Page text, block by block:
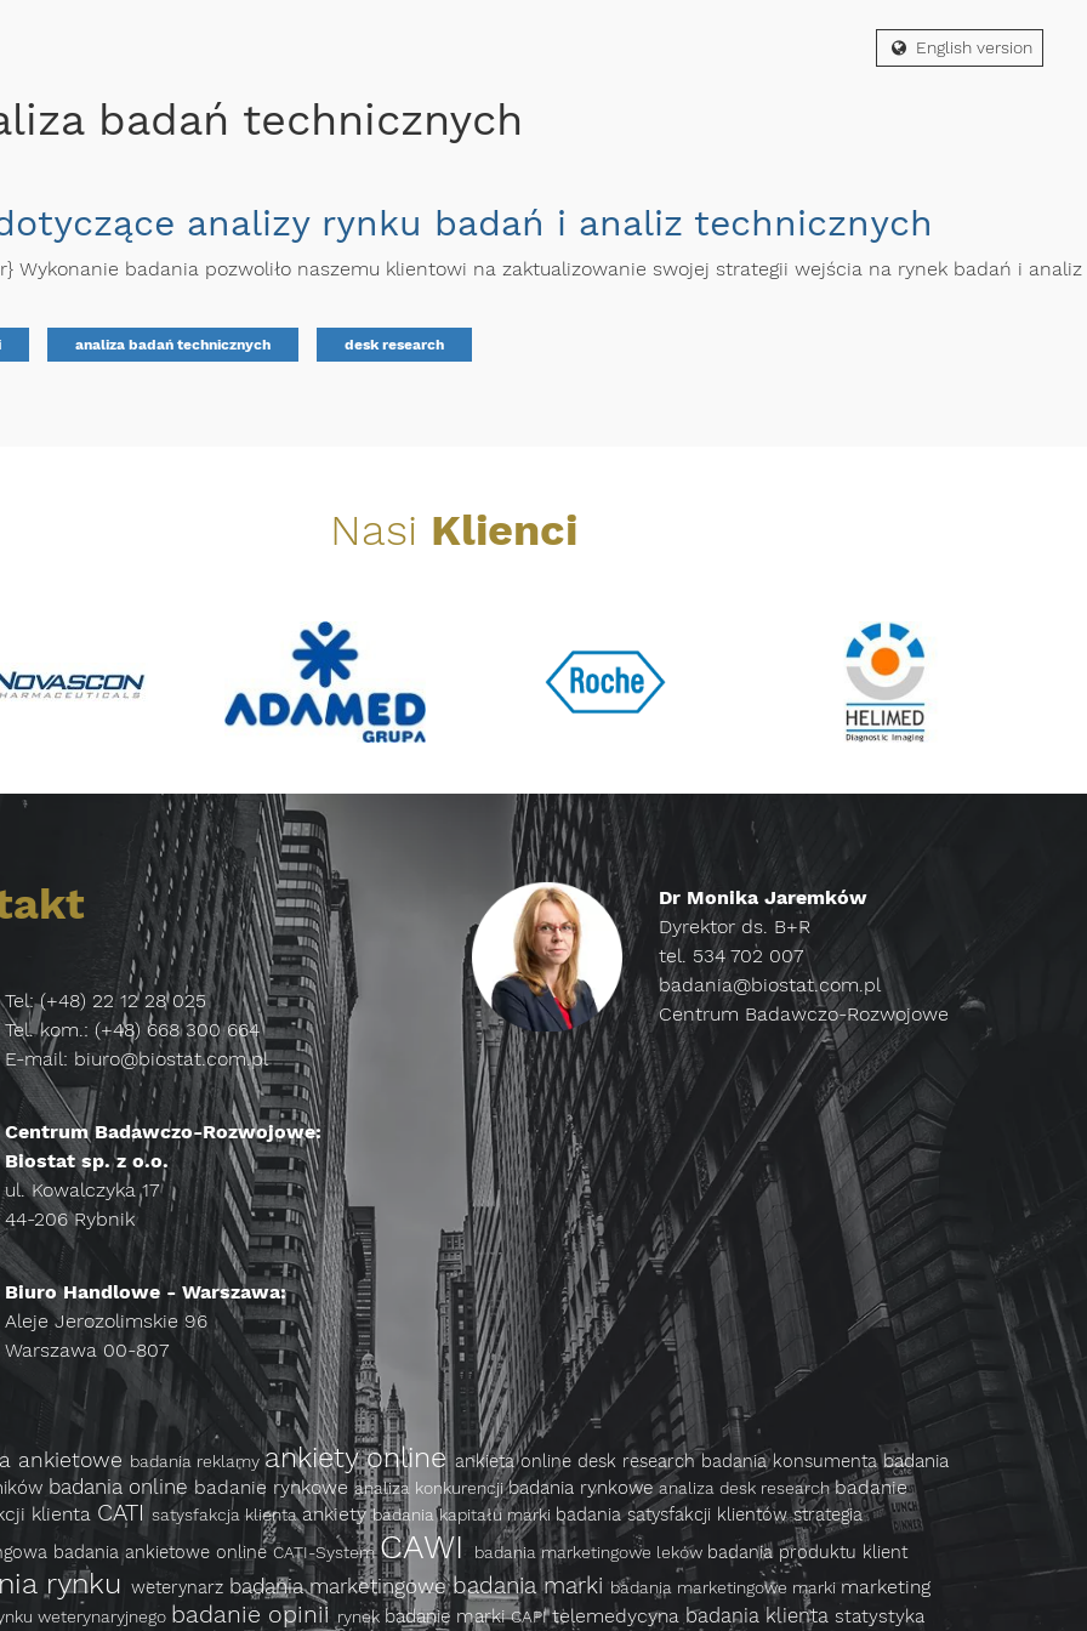
badań technicznych
analizy rynku badań i analiz technicznych
Wykonanie badania pozwoliło naszemu klientowi na zaktualizowanie swojej strategii wejścia na rynek badań i
analiza badań technicznych desk research
Nasi Klienci
Tel: (+48) 22 12 28 025
Tel. kom.: (+48) 668 300 664
E-mail: biuro@biostat.com.pl
Centrum Badawczo-Rozwojowe:
Biostat sp. z o.o.
ul. Kowalczyka 17
44-206 Rybnik
Biuro Handlowe - Warszawa:
Aleje Jerozolimskie 96
Warszawa 00-807
Dr Monika Jaremków
Dyrektor ds. B+R
tel. 534 702 007
badania@biostat.com.pl
Centrum Badawczo-Rozwojowe
ankietowe badania reklamy ankiety online ankieta online desk researchbadania konsumentabadania
badania online badanie rynkowe analiza konkurencjibadania rynkoweanaliza desk researchbadanie
klienta CATI satysfakcja klientaankietybadania kapitału marki badania satysfakcji klientówstrategia
badania ankietowe onlineCATI-SystemCAWI badania marketingowe leków badania produktu klient
rynku weterynarz badania marketingowebadania markibadania marketingowe marki marketing
weterynaryjnego badanie opinii rynekbadanie markiCAPItelemedycyna badania klienta statystyka
English version